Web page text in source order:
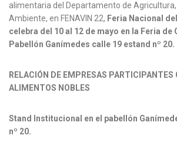
alimentaria del Departamento de
Ambiente, en FENAVIN 22, Feria Nacional
celebra del 10 al 12 de mayo en la Feria de
Pabellón Ganímedes calle 19 estand nº 20.
RELACIÓN DE EMPRESAS PARTICIPANTES
ALIMENTOS NOBLES
Stand Institucional en el pabellón
nº 20.